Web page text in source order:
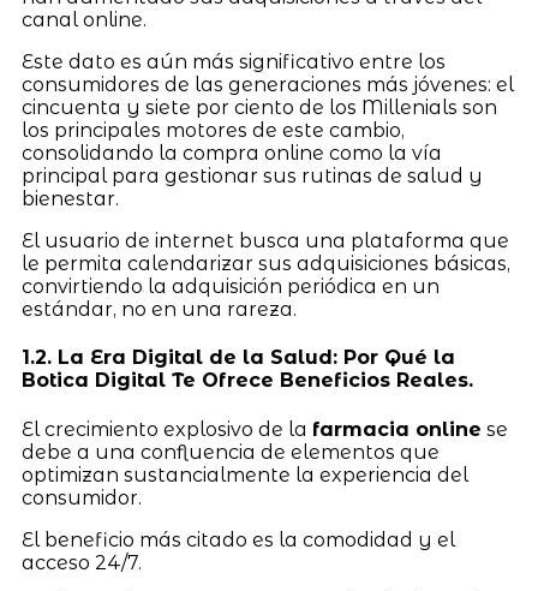
canal online.
Este dato es aún más significativo entre los
consumidores de las generaciones más jóvenes: el
cincuenta y siete por ciento de los Millenials son
los principales motores de este cambio,
consolidando la compra online como la vía
principal para gestionar sus rutinas de salud y
bienestar.
El usuario de internet busca una plataforma que
le permita calendarizar sus adquisiciones básicas,
convirtiendo la adquisición periódica en un
estándar, no en una rareza.
1.2. La Era Digital de la Salud: Por Qué la
Botica Digital Te Ofrece Beneficios Reales.
El crecimiento explosivo de la farmacia online se
debe a una confluencia de elementos que
optimizan sustancialmente la experiencia del
consumidor.
El beneficio más citado es la comodidad y el
acceso 24/7.